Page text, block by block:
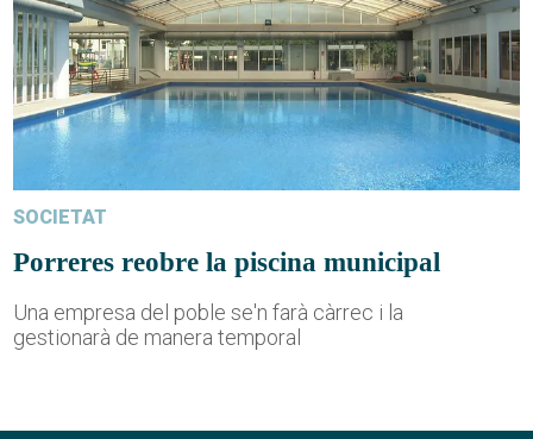
SOCIETAT
Porreres reobre la piscina municipal
Una empresa del poble se'n farà càrrec i la
gestionarà de manera temporal